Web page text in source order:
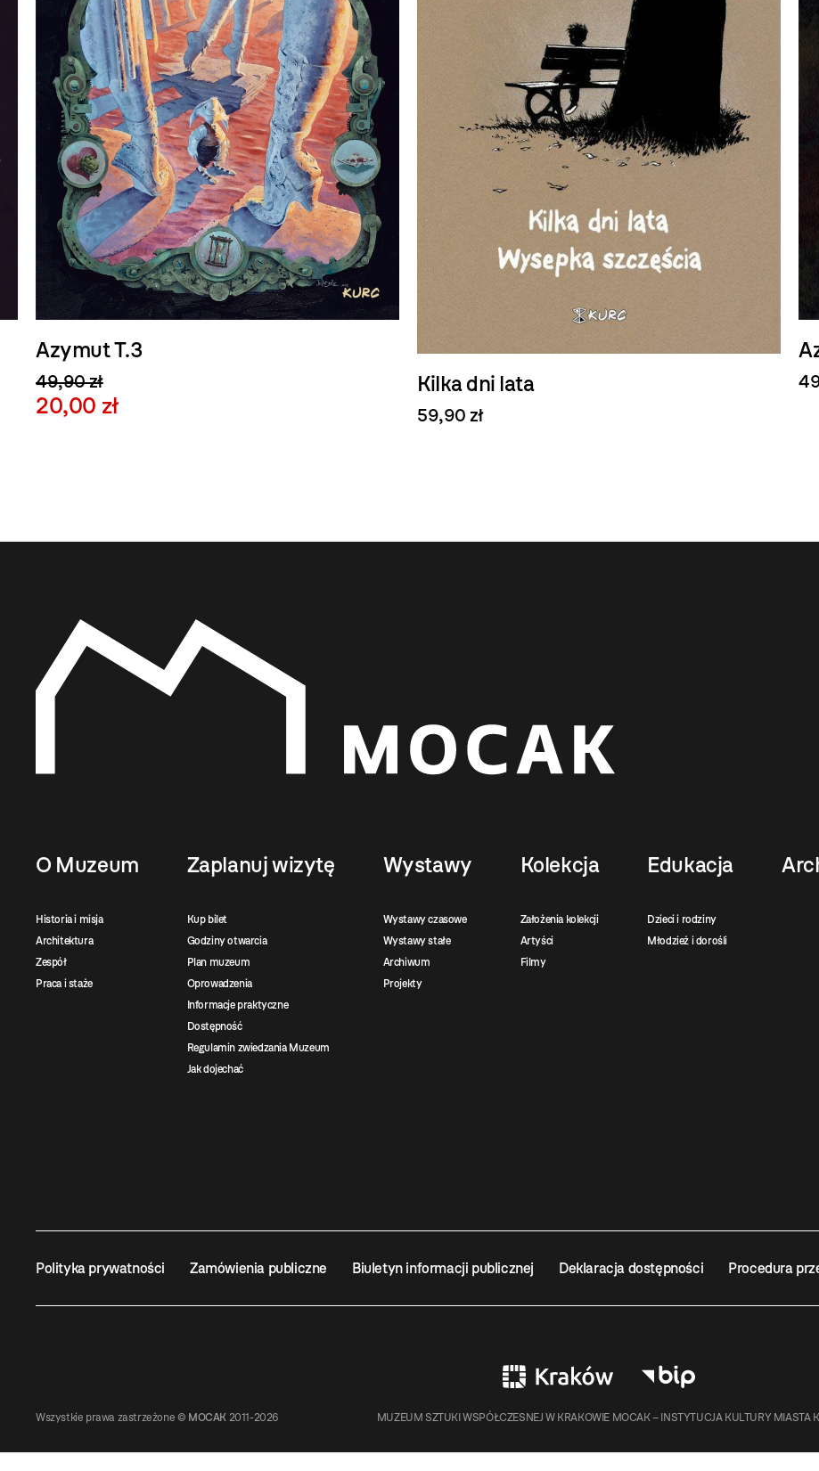
Azymut T.3
49,90 zł
20,00 zł
Kilka dni lata
59,90 zł
O Muzeum
Historia i misja
Architektura
Zespół
Praca i staże
Zaplanuj wizytę
Kup bilet
Godziny otwarcia
Plan muzeum
Oprowadzenia
Informacje praktyczne
Dostępność
Regulamin zwiedzania Muzeum
Jak dojechać
Wystawy
Wystawy czasowe
Wystawy stałe
Archiwum
Projekty
Kolekcja
Założenia kolekcji
Artyści
Filmy
Edukacja
Dzieci i rodziny
Młodzież i dorośli
Polityka prywatności Zamówienia publiczne Biuletyn informacji publicznej Deklaracja dostępności Procedura
Wszystkie prawa zastrzeżone © MOCAK 2011-2026 MUZEUM SZTUKI WSPÓŁCZESNEJ W KRAKOWIE MOCAK – INSTYTUCJA KULTURY MIASTA